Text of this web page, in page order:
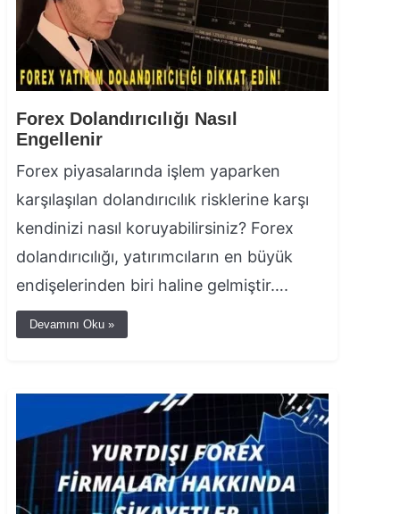
Forex Dolandırıcılığı Nasıl
Engellenir
Forex piyasalarında işlem yaparken
karşılaşılan dolandırıcılık risklerine karşı
kendinizi nasıl koruyabilirsiniz? Forex
dolandırıcılığı, yatırımcıların en büyük
endişelerinden biri haline gelmiştir….
Devamını Oku »